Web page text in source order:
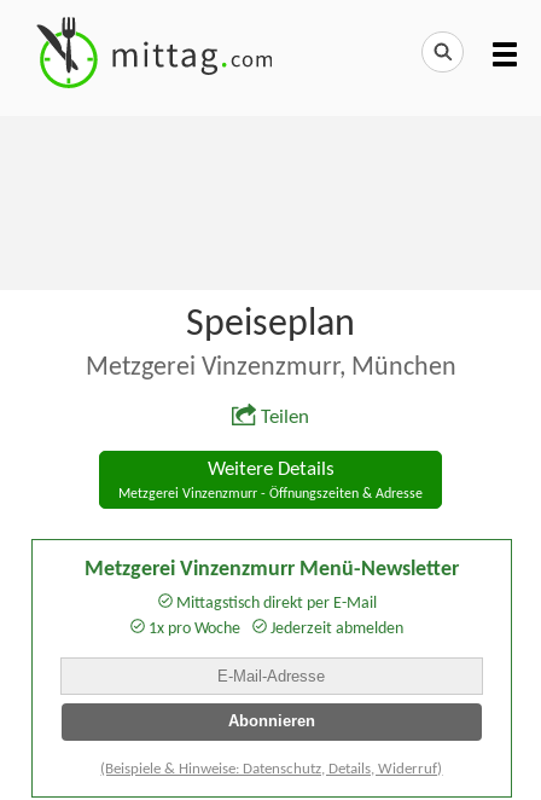
Speiseplan
Metzgerei Vinzenzmurr, München
Teilen
Weitere Details
Metzgerei Vinzenzmurr - Öffnungszeiten & Adresse
Metzgerei Vinzenzmurr Menü-Newsletter
Mittagstisch direkt per E-Mail
1x pro Woche
Jederzeit abmelden
(Beispiele & Hinweise: Datenschutz, Details, Widerruf)